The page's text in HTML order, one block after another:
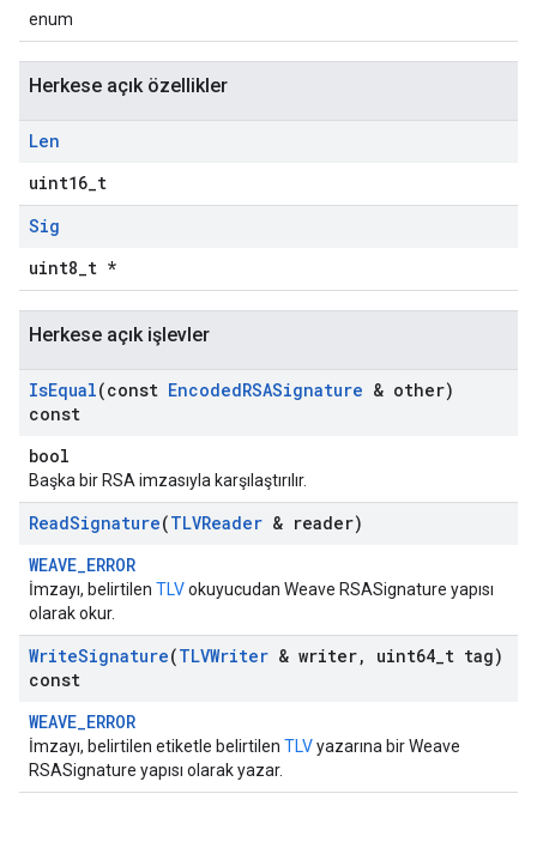
enum
Herkese açık özellikler
Len
uint16_t
Sig
uint8_t *
Herkese açık işlevler
IsEqual(const EncodedRSASignature & other)
const
bool
Başka bir RSA imzasıyla karşılaştırılır.
ReadSignature(TLVReader & reader)
WEAVE_ERROR
İmzayı, belirtilen TLVokuyucudan Weave RSASignature yapısı
olarak okur.
WriteSignature(TLVWriter & writer, uint64 t tag)
const
WEAVE_ERROR
İmzayı, belirtilen etiketle belirtilen TLVyazarına bir Weave
RSASignature yapısı olarak yazar.